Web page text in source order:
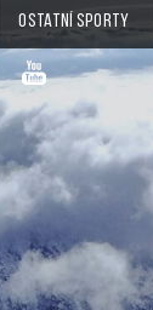
Ostatní sporty